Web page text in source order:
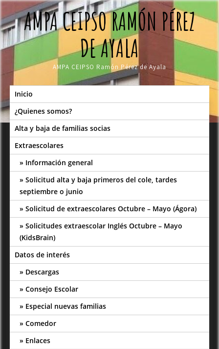
Skip
to
contentAMPA CEIPSO RAMÓN PÉREZ
DE AYALA
AMPA CEIPSO Ramón Pérez de Ayala
Inicio
¿Quienes somos?
Alta y baja de familias socias
Extraescolares
Información general
Solicitud alta y baja primeros del cole, tardes
septiembre o junio
Solicitud de extraescolares Octubre – Mayo (Ágora)
Solicitudes extraescolar Inglés Octubre – Mayo
(KidsBrain)
Datos de interés
Descargas
Consejo Escolar
Especial nuevas familias
Comedor
Enlaces